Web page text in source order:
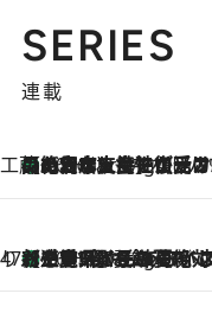
SERIES
連載
工藤まやのおもてなしハ
10 Hours Ago
【ハワイ土産】ローカルの絶大な支持で復活！ 絶品の幻クッキー《元ファンの日本人女性が受け継いだ名店》
47都道府県の手みやげ ひんやりスイーツで夏を満喫
10 Hours Ago
【三重県】この夏絶対食べたい 冷やしておいしいおやつ3選 お餅×アイスの新感覚スイーツ